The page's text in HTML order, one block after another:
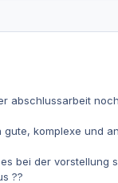
abschlussarbeit
komplexe und
bei der vorstellung
??